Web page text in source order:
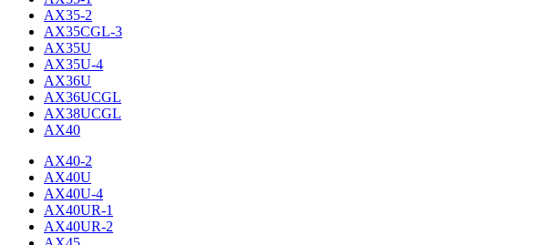
AX35-2
AX35CGL-3
AX35U
AX35U-4
AX36U
AX36UCGL
AX38UCGL
AX40
AX40-2
AX40U
AX40U-4
AX40UR-1
AX40UR-2